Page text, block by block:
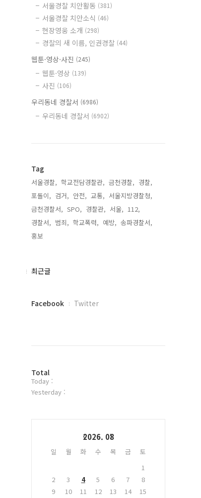
서울경찰 치안활동 (381)
서울경찰 치안소식 (46)
현장영웅 소개 (298)
경찰의 새 이름, 인권경찰 (44)
웹툰·영상·사진 (245)
웹툰·영상 (139)
사진 (106)
우리동네 경찰서 (6986)
우리동네 경찰서 (6902)
Tag
서울경찰, 학교전담경찰관, 금천경찰, 경찰,
포돌이, 검거, 안전, 교통, 서울지방경찰청,
금천경찰서, SPO, 경찰관, 서울, 112,
경찰서, 범죄, 학교폭력, 예방, 송파경찰서,
홍보,
최
최근글
페
플
러
그
Facebook Twitter
방
문
자
Total
Today :
Yesterday :
2026. 08
일 월 화 수 목 금
토
1
2
3 4 5 6 7
8
9
10 11 12 13 14
15